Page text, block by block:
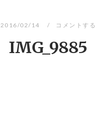
2016/02/14 コメントする
IMG_9885